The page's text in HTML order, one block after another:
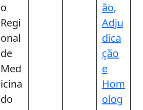
o
Regi
onal
de
Med
icina
do
ão,
Adju
dica
ção
e
Hom
olog